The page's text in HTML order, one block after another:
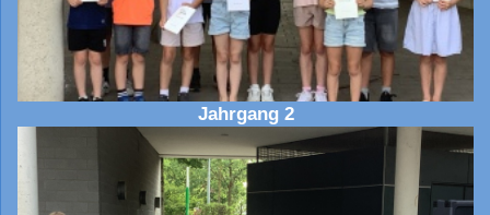
Jahrgang 2